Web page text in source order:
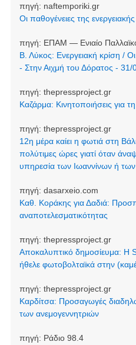
πηγή: naftemporiki.gr
Οι παθογένειες της
πηγή: ΕΠΑΜ — Ενιαίο
Β. Λύκος: Ενεργειακή κρίση /
- Στην Αιχμή του Δόρατος - 31/
πηγή: thepressproject.gr
Καζάρμα: Κινητοποιήσεις για
πηγή: thepressproject.gr
12η μέρα καίει η φωτιά στη
πολύτιμες ώρες γιατί όταν
υπηρεσία των Ιωαννίνων ή
πηγή: dasarxeio.com
Καθ. Κοράκης για Δαδιά:
αναποτελεσματικότητας
πηγή: thepressproject.gr
Αποκαλυπτικό δημοσίευμα: Η
ήθελε φωτοβολταϊκά στην
πηγή: thepressproject.gr
Καρδίτσα: Προσαγωγές
των ανεμογεννητριών
πηγή: Ράδιο 98.4